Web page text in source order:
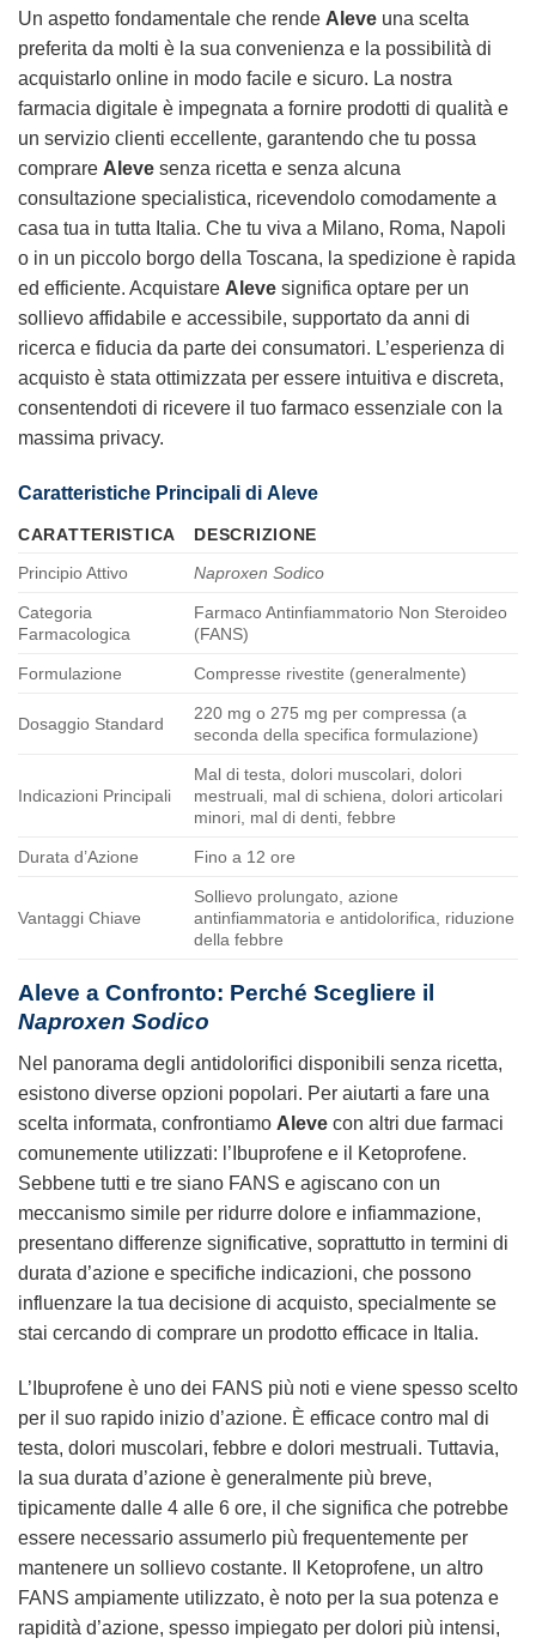
Un aspetto fondamentale che rende Aleve una scelta
preferita da molti è la sua convenienza e la possibilità di
acquistarlo online in modo facile e sicuro. La nostra
farmacia digitale è impegnata a fornire prodotti di qualità e
un servizio clienti eccellente, garantendo che tu possa
comprare Aleve senza ricetta e senza alcuna
consultazione specialistica, ricevendolo comodamente a
casa tua in tutta Italia. Che tu viva a Milano, Roma, Napoli
o in un piccolo borgo della Toscana, la spedizione è rapida
ed efficiente. Acquistare Aleve significa optare per un
sollievo affidabile e accessibile, supportato da anni di
ricerca e fiducia da parte dei consumatori. L’esperienza di
acquisto è stata ottimizzata per essere intuitiva e discreta,
consentendoti di ricevere il tuo farmaco essenziale con la
massima privacy.
Caratteristiche Principali di Aleve
CARATTERISTICA
DESCRIZIONE
Principio Attivo
Naproxen Sodico
Categoria
Farmacologica
Farmaco Antinfiammatorio Non Steroideo
(FANS)
Formulazione Compresse rivestite (generalmente)
Dosaggio Standard
220 mg o 275 mg per compressa (a
seconda della specifica formulazione)
Indicazioni Principali
Mal di testa, dolori muscolari, dolori
mestruali, mal di schiena, dolori articolari
minori, mal di denti, febbre
Durata d’Azione Fino a 12 ore
Vantaggi Chiave
Sollievo prolungato, azione
antinfiammatoria e antidolorifica, riduzione
della febbre
Aleve a Confronto: Perché Scegliere il
Naproxen Sodico
Nel panorama degli antidolorifici disponibili senza ricetta,
esistono diverse opzioni popolari. Per aiutarti a fare una
scelta informata, confrontiamo Aleve con altri due farmaci
comunemente utilizzati: l’Ibuprofene e il Ketoprofene.
Sebbene tutti e tre siano FANS e agiscano con un
meccanismo simile per ridurre dolore e infiammazione,
presentano differenze significative, soprattutto in termini di
durata d’azione e specifiche indicazioni, che possono
influenzare la tua decisione di acquisto, specialmente se
stai cercando di comprare un prodotto efficace in Italia.
L’Ibuprofene è uno dei FANS più noti e viene spesso scelto
per il suo rapido inizio d’azione. È efficace contro mal di
testa, dolori muscolari, febbre e dolori mestruali. Tuttavia,
la sua durata d’azione è generalmente più breve,
tipicamente dalle 4 alle 6 ore, il che significa che potrebbe
essere necessario assumerlo più frequentemente per
mantenere un sollievo costante. Il Ketoprofene, un altro
FANS ampiamente utilizzato, è noto per la sua potenza e
rapidità d’azione, spesso impiegato per dolori più intensi,